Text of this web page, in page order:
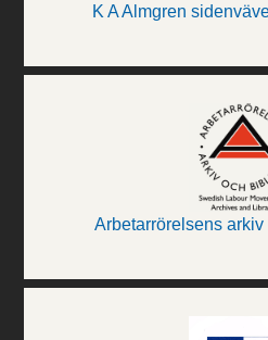
K A Almgren
Arbetarrörelsens